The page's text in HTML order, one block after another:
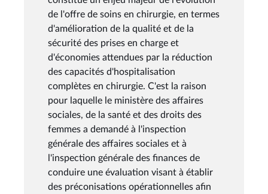
de l'offre de soins en chirurgie, en termes
d'amélioration de la qualité et de la
sécurité des prises en charge et
d'économies attendues par la réduction
des capacités d'hospitalisation
complètes en chirurgie. C'est la raison
pour laquelle le ministère des affaires
sociales, de la santé et des droits des
femmes a demandé à l'inspection
générale des affaires sociales et à
l'inspection générale des finances de
conduire une évaluation visant à établir
des préconisations opérationnelles afin